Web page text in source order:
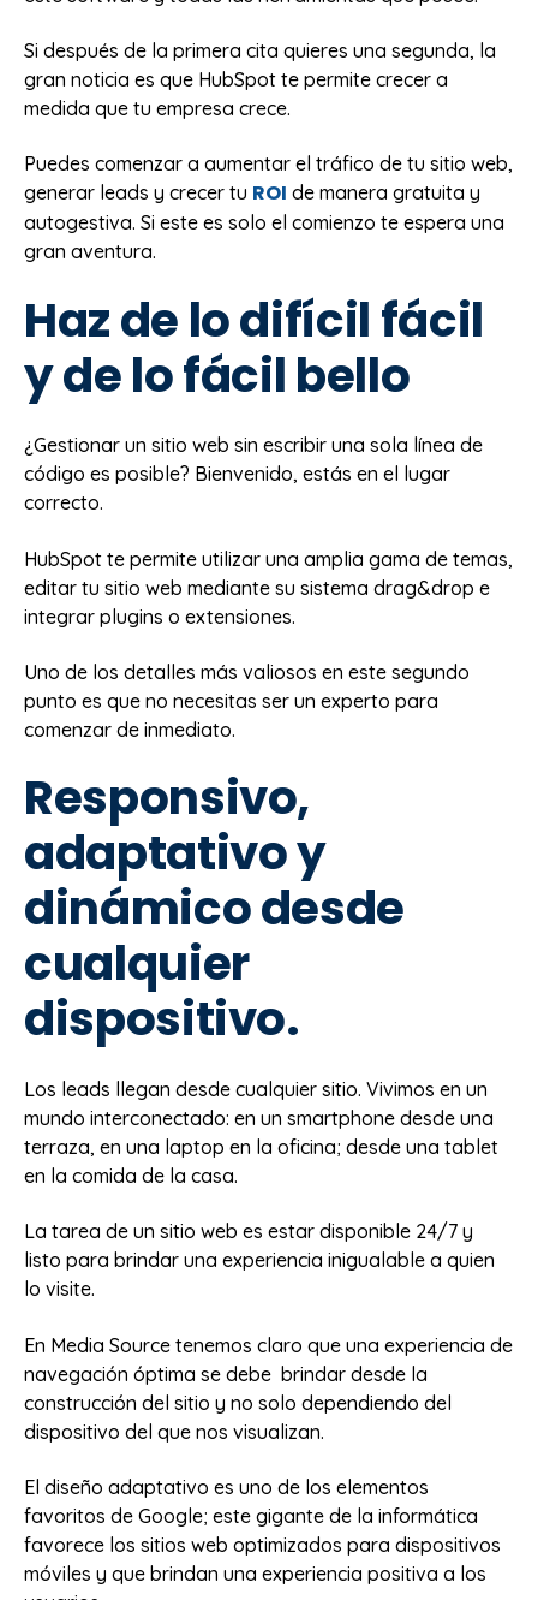
Si después de la primera cita quieres una segunda, la
gran noticia es que HubSpot te permite crecer a
medida que tu empresa crece.
Puedes comenzar a aumentar el tráfico de tu sitio web,
generar leads y crecer tu ROI de manera gratuita y
autogestiva. Si este es solo el comienzo te espera una
gran aventura.
Haz de lo difícil fácil
y de lo fácil bello
¿Gestionar un sitio web sin escribir una sola línea de
código es posible? Bienvenido, estás en el lugar
correcto.
HubSpot te permite utilizar una amplia gama de temas,
editar tu sitio web mediante su sistema drag&drop e
integrar plugins o extensiones.
Uno de los detalles más valiosos en este segundo
punto es que no necesitas ser un experto para
comenzar de inmediato.
Responsivo,
adaptativo y
dinámico desde
cualquier
dispositivo.
Los leads llegan desde cualquier sitio. Vivimos en un
mundo interconectado: en un smartphone desde una
terraza, en una laptop en la oficina; desde una tablet
en la comida de la casa.
La tarea de un sitio web es estar disponible 24/7 y
listo para brindar una experiencia inigualable a quien
lo visite.
En Media Source tenemos claro que una experiencia de
navegación óptima se debe brindar desde la
construcción del sitio y no solo dependiendo del
dispositivo del que nos visualizan.
El diseño adaptativo es uno de los elementos
favoritos de Google; este gigante de la informática
favorece los sitios web optimizados para dispositivos
móviles y que brindan una experiencia positiva a los